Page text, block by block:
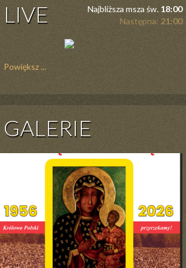
LIVE Najbliższa msza św. 18:00
Następna: 21:00
Powiększ ...
GALERIE